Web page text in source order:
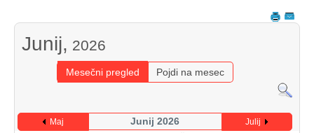
Junij, 2026
Mesečni pregled Pojdi na mesec
Maj Junij 2026
Julij